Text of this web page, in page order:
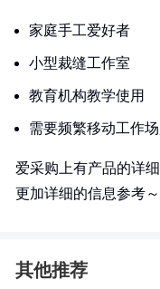
家庭手工爱好者
小型裁缝工作室
教育机构教学使用
需要频繁移动工作
爱采购上有产品的详
更加详细的信息参考～
其他推荐